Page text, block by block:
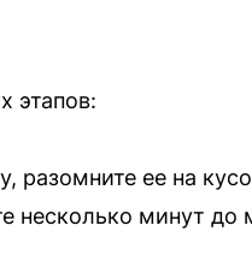
этапов:
разомните ее на
несколько минут до